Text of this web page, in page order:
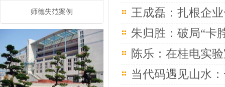
师德失范案例
王成磊：扎根企
朱归胜：破局“卡
陈乐：在桂电实
当代码遇见山水